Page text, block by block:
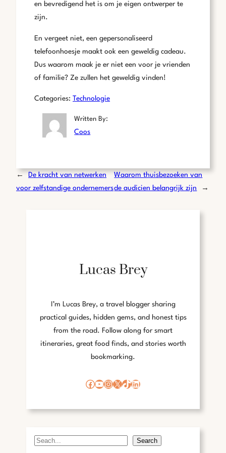
en bevredigend het is om je eigen ontwerper te
zijn.
En vergeet niet, een gepersonaliseerd
telefoonhoesje maakt ook een geweldig cadeau.
Dus waarom maak je er niet een voor je vrienden
of familie? Ze zullen het geweldig vinden!
Categories: Technologie
Written By:
Coos
←
De kracht van netwerken
voor zelfstandige ondernemers
Waarom thuisbezoeken van
de audicien belangrijk zijn
→
Lucas Brey
I’m Lucas Brey, a travel blogger sharing
practical guides, hidden gems, and honest tips
from the road. Follow along for smart
itineraries, great food finds, and stories worth
bookmarking.
Facebook YouTube Instagram X TikTok LinkedIn
S
Search